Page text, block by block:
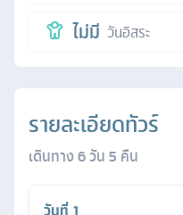
ไม่มี วันอิสระ
รายละเอียดทัวร์
เดินทาง6วัน5 คืน